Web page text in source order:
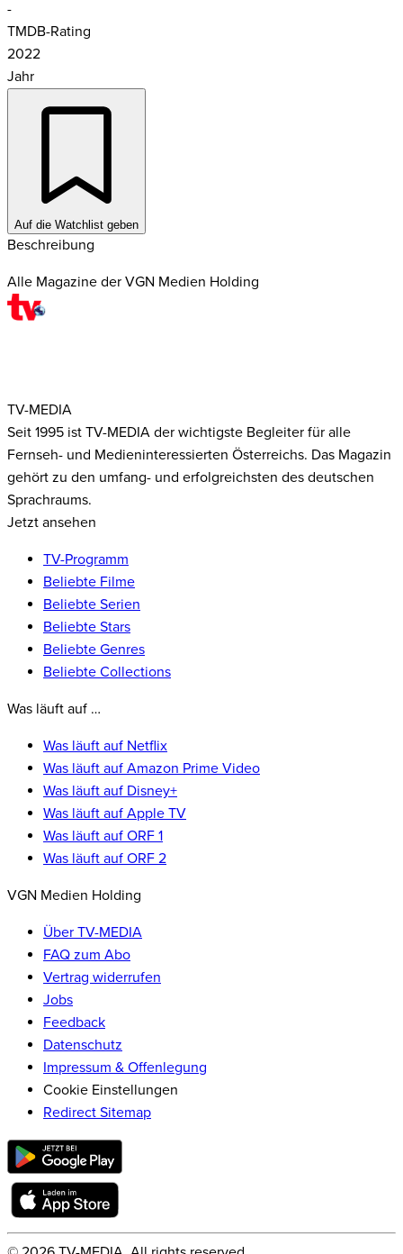
-
TMDB-Rating
2022
Jahr
Auf die Watchlist geben
Beschreibung
Alle Magazine der VGN Medien Holding
TV-MEDIA
Seit 1995 ist TV-MEDIA der wichtigste Begleiter für alle
Fernseh- und Medieninteressierten Österreichs. Das Magazin
gehört zu den umfang- und erfolgreichsten des deutschen
Sprachraums.
Jetzt ansehen
TV-Programm
Beliebte Filme
Beliebte Serien
Beliebte Stars
Beliebte Genres
Beliebte Collections
Was läuft auf …
Was läuft auf Netflix
Was läuft auf Amazon Prime Video
Was läuft auf Disney+
Was läuft auf Apple TV
Was läuft auf ORF 1
Was läuft auf ORF 2
VGN Medien Holding
Über TV-MEDIA
FAQ zum Abo
Vertrag widerrufen
Jobs
Feedback
Datenschutz
Impressum & Offenlegung
Cookie Einstellungen
Redirect Sitemap